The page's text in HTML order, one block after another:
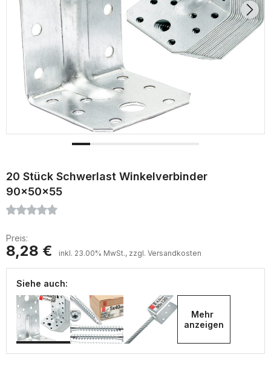
20 Stück Schwerlast Winkelverbinder
90x50x55
Preis:
8,28 € inkl. 23.00% MwSt., zzgl. Versandkosten
Siehe auch:
Mehr
anzeigen